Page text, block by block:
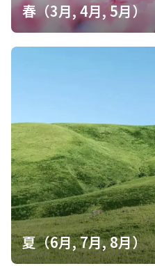
春（3月, 4月, 5月）
夏（6月, 7月, 8月）